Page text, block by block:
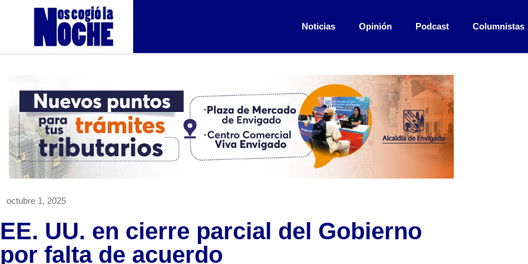
Noticias Opinión Podcast Columnistas
octubre 1, 2025
EE. UU. en cierre parcial del Gobierno
por falta de acuerdo